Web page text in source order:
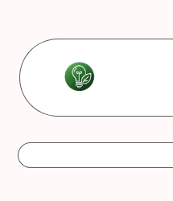
content
L
e
s
astuces